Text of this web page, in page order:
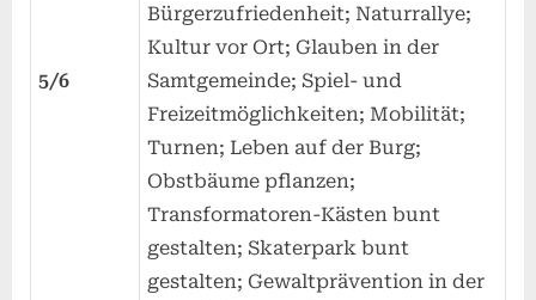
5/6
Bürgerzufriedenheit; Naturrallye;
Kultur vor Ort; Glauben in der
Samtgemeinde; Spiel- und
Freizeitmöglichkeiten; Mobilität;
Turnen; Leben auf der Burg;
Obstbäume pflanzen;
Transformatoren-Kästen bunt
gestalten; Skaterpark bunt
gestalten; Gewaltprävention in der